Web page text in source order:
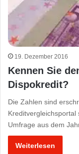
19. Dezember 2016
Kennen Sie
Dispokredit?
Die Zahlen sind
Kreditvergleichsportal
Umfrage aus dem
Weiterlesen